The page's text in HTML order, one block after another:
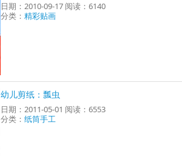
日期：2010-09-17 阅读：6140
分类：精彩贴画
幼儿剪纸：瓢虫
日期：2011-05-01 阅读：6553
分类：纸筒手工